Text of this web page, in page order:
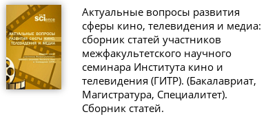
Актуальные вопросы развития
сферы кино, телевидения и медиа:
сборник статей участников
межфакультетского научного
семинара Института кино и
телевидения (ГИТР). (Бакалавриат,
Магистратура, Специалитет).
Сборник статей.